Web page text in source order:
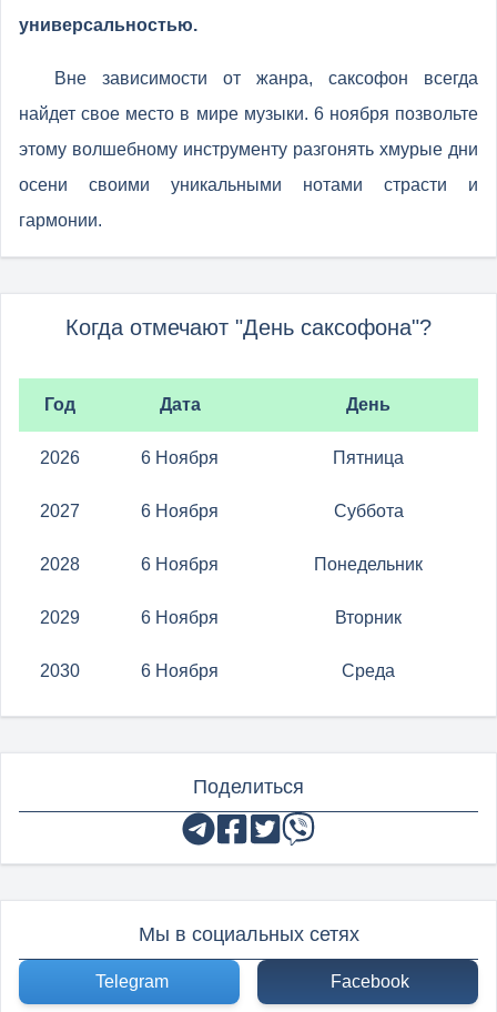
универсальностью.
Вне зависимости от жанра, саксофон всегда
найдет свое место в мире музыки. 6 ноября позвольте
этому волшебному инструменту разгонять хмурые дни
осени своими уникальными нотами страсти и
гармонии.
Когда отмечают "День саксофона"?
Год Дата День
2026 6 Ноября Пятница
2027 6 Ноября Суббота
2028 6 Ноября Понедельник
2029 6 Ноября Вторник
2030 6 Ноября Среда
Поделиться
Мы в социальных сетях
Telegram Facebook